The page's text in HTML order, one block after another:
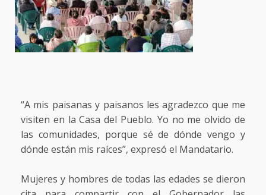
“A mis paisanas y paisanos les agradezco que me
visiten en la Casa del Pueblo. Yo no me olvido de
las comunidades, porque sé de dónde vengo y
dónde están mis raíces”, expresó el Mandatario.
Mujeres y hombres de todas las edades se dieron